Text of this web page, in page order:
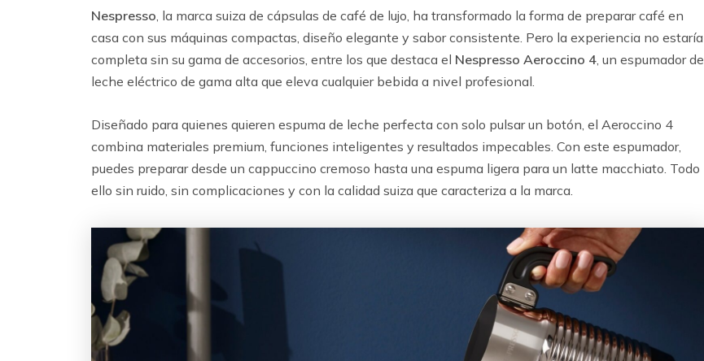
Nespresso, la marca suiza de cápsulas de café de lujo, ha transformado la forma de preparar café en
casa con sus máquinas compactas, diseño elegante y sabor consistente. Pero la experiencia no estaría
completa sin su gama de accesorios, entre los que destaca el Nespresso Aeroccino 4, un espumador de
leche eléctrico de gama alta que eleva cualquier bebida a nivel profesional.
Diseñado para quienes quieren espuma de leche perfecta con solo pulsar un botón, el Aeroccino 4
combina materiales premium, funciones inteligentes y resultados impecables. Con este espumador,
puedes preparar desde un cappuccino cremoso hasta una espuma ligera para un latte macchiato. Todo
ello sin ruido, sin complicaciones y con la calidad suiza que caracteriza a la marca.